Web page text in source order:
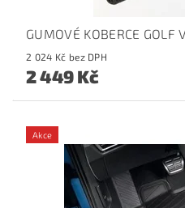
GUMOVÉ KOBERCE GOLF
2 024 Kč bez DPH
2 449 Kč
Akce